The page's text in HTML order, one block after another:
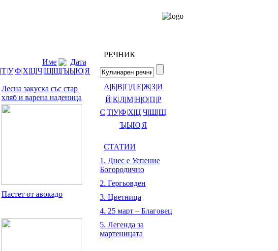
Име
Дата
|Т|У|Ф|Х|Ц|Ч|Ш|Щ|Ъ|Ь|Ю|Я
Лесна закуска със стар
хляб и варена наденица
Пастет от авокадо
РЕЧНИК
А|Б|В|Г|Д|Е|Ж|З|И
Й|К|Л|М|Н|О|П|Р
С|Т|У|Ф|Х|Ц|Ч|Ш|Щ
Ъ|Ь|Ю|Я
СТАТИИ
1. Днес е Успение
Богородично
2. Гергьовден
3. Цветница
4. 25 март – Благовец
5. Легенда за
мартеницата